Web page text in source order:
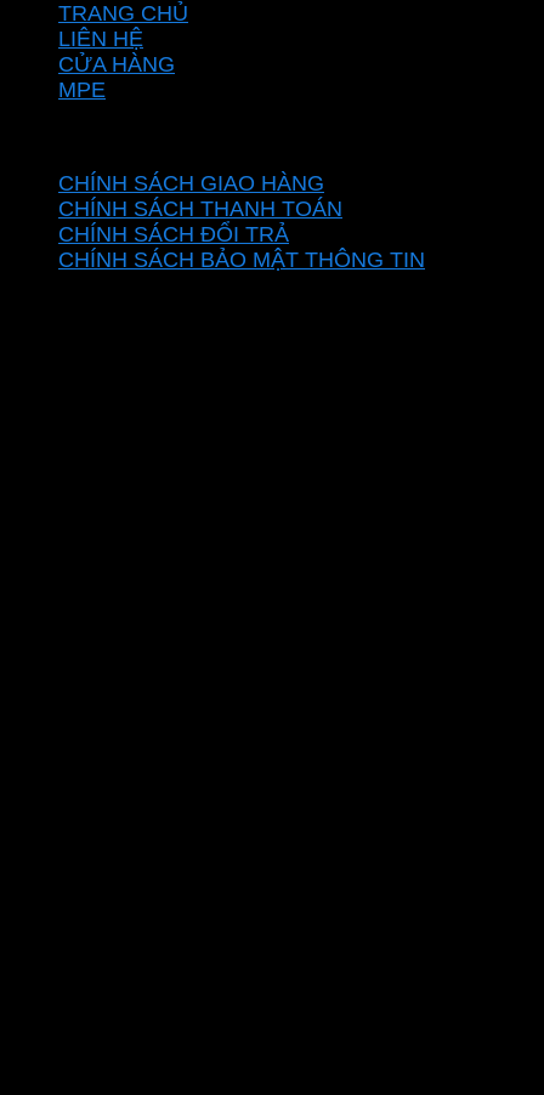
TRANG CHỦ
LIÊN HỆ
CỬA HÀNG
MPE
CHÍNH SÁCH GIAO HÀNG
CHÍNH SÁCH THANH TOÁN
CHÍNH SÁCH ĐỔI TRẢ
CHÍNH SÁCH BẢO MẬT THÔNG TIN